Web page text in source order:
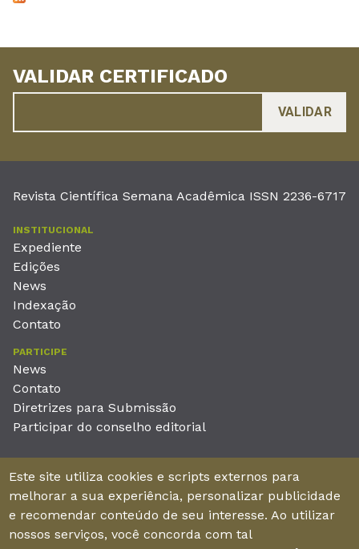
VALIDAR CERTIFICADO
Revista Científica Semana Acadêmica ISSN 2236-6717
INSTITUCIONAL
Expediente
Edições
News
Indexação
Contato
PARTICIPE
News
Contato
Diretrizes para Submissão
Participar do conselho editorial
Unieducar Inteligência Educacional Ltda
CNPJ: 05.569.970/0001-26
Av. Desembargador Moreira, No. 2001 – 11º andar - Bairro
Aldeota
Este site utiliza cookies e scripts externos para
melhorar a sua experiência, personalizar publicidade
e recomendar conteúdo de seu interesse. Ao utilizar
nossos serviços, você concorda com tal